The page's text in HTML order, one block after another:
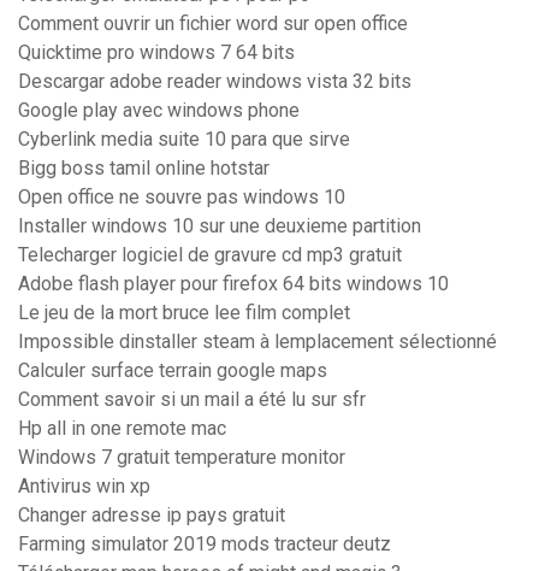
Comment ouvrir un fichier word sur open office
Quicktime pro windows 7 64 bits
Descargar adobe reader windows vista 32 bits
Google play avec windows phone
Cyberlink media suite 10 para que sirve
Bigg boss tamil online hotstar
Open office ne souvre pas windows 10
Installer windows 10 sur une deuxieme partition
Telecharger logiciel de gravure cd mp3 gratuit
Adobe flash player pour firefox 64 bits windows 10
Le jeu de la mort bruce lee film complet
Impossible dinstaller steam à lemplacement sélectionné
Calculer surface terrain google maps
Comment savoir si un mail a été lu sur sfr
Hp all in one remote mac
Windows 7 gratuit temperature monitor
Antivirus win xp
Changer adresse ip pays gratuit
Farming simulator 2019 mods tracteur deutz